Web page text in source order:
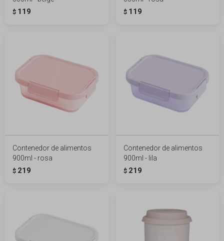
$ 119 $ 119
Contenedor de alimentos
900ml - rosa
$ 219
Contenedor de alimentos
900ml - lila
$ 219